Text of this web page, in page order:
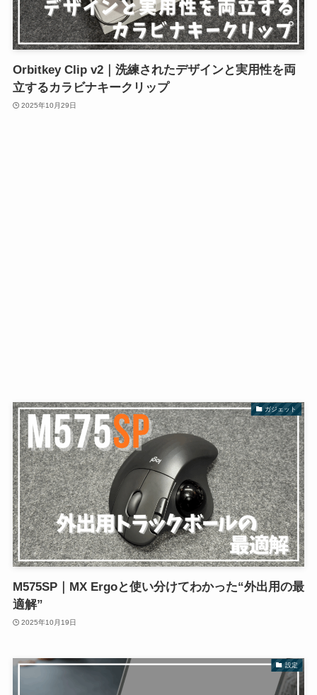
Orbitkey Clip v2｜洗練されたデザインと実用性を両
立するカラビナキークリップ
2025年10月29日
ガジェット
M575SP｜MX Ergoと使い分けてわかった“外出用の最
適解”
2025年10月19日
設定